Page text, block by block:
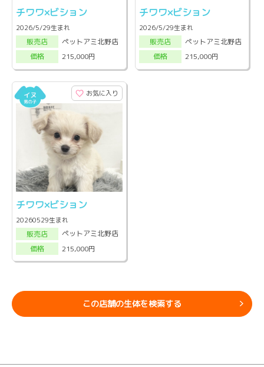
チワワ×ビション
2026/5/29生まれ
販売店
ペットアミ北野店
価格
215,000円
チワワ×ビション
2026/5/29生まれ
販売店
ペットアミ北野店
価格
215,000円
お気に入り
チワワ×ビション
20260529生まれ
販売店
ペットアミ北野店
価格
215,000円
この店舗の生体を検索する